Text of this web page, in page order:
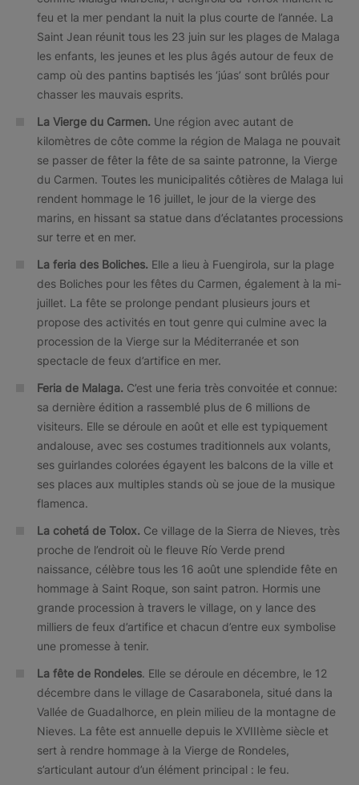
feu et la mer pendant la nuit la plus courte de l’année. La
Saint Jean réunit tous les 23 juin sur les plages de Malaga
les enfants, les jeunes et les plus âgés autour de feux de
camp où des pantins baptisés les ‘júas’ sont brûlés pour
chasser les mauvais esprits.
La Vierge du Carmen. Une région avec autant de
kilomètres de côte comme la région de Malaga ne pouvait
se passer de fêter la fête de sa sainte patronne, la Vierge
du Carmen. Toutes les municipalités côtières de Malaga lui
rendent hommage le 16 juillet, le jour de la vierge des
marins, en hissant sa statue dans d’éclatantes processions
sur terre et en mer.
La feria des Boliches. Elle a lieu à Fuengirola, sur la plage
des Boliches pour les fêtes du Carmen, également à la mi-
juillet. La fête se prolonge pendant plusieurs jours et
propose des activités en tout genre qui culmine avec la
procession de la Vierge sur la Méditerranée et son
spectacle de feux d’artifice en mer.
Feria de Malaga. C’est une feria très convoitée et connue:
sa dernière édition a rassemblé plus de 6 millions de
visiteurs. Elle se déroule en août et elle est typiquement
andalouse, avec ses costumes traditionnels aux volants,
ses guirlandes colorées égayent les balcons de la ville et
ses places aux multiples stands où se joue de la musique
flamenca.
La cohetá de Tolox. Ce village de la Sierra de Nieves, très
proche de l’endroit où le fleuve Río Verde prend
naissance, célèbre tous les 16 août une splendide fête en
hommage à Saint Roque, son saint patron. Hormis une
grande procession à travers le village, on y lance des
milliers de feux d’artifice et chacun d’entre eux symbolise
une promesse à tenir.
La fête de Rondeles. Elle se déroule en décembre, le 12
décembre dans le village de Casarabonela, situé dans la
Vallée de Guadalhorce, en plein milieu de la montagne de
Nieves. La fête est annuelle depuis le XVIIIème siècle et
sert à rendre hommage à la Vierge de Rondeles,
s’articulant autour d’un élément principal : le feu.